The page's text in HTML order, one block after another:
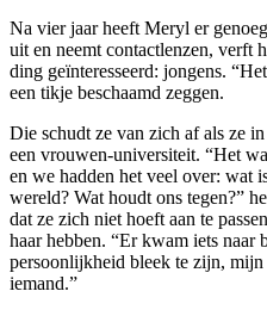
Na vier jaar heeft Meryl er
uit en neemt contactlenzen, verft
ding geïnteresseerd: jongens.
een tikje beschaamd zeggen.
Die schudt ze van zich af als ze
een vrouwen-universiteit. “Het
en we hadden het veel over: wat
wereld? Wat houdt ons tegen?”
dat ze zich niet hoeft aan te
haar hebben. “Er kwam iets naar
persoonlijkheid bleek te zijn,
iemand.”